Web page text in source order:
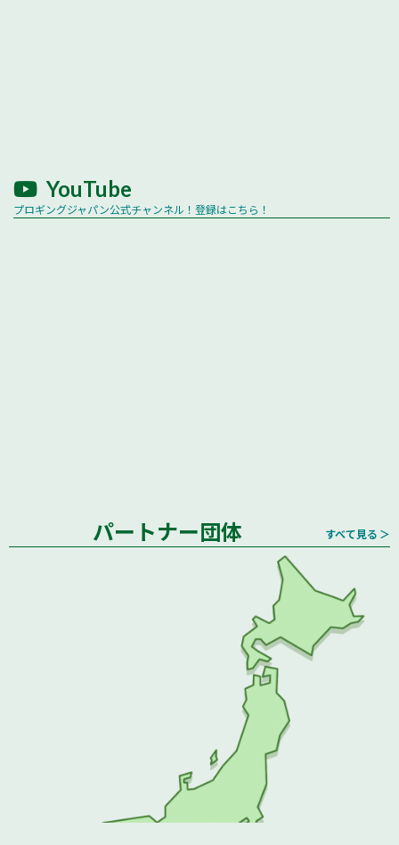
YouTube
プロギングジャパン公式チャンネル！登録はこちら！
すべて見る ＞
パートナー団体